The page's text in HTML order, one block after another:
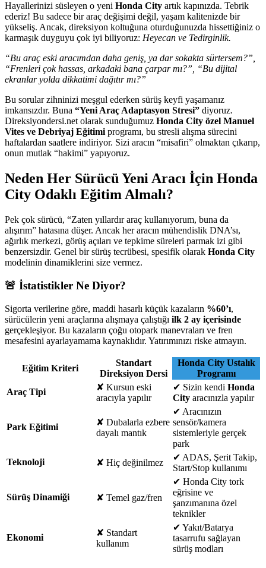
Hayallerinizi süsleyen o yeni Honda City artık kapınızda. Tebrik
ederiz! Bu sadece bir araç değişimi değil, yaşam kalitenizde bir
yükseliş. Ancak, direksiyon koltuğuna oturduğunuzda hissettiğiniz o
karmaşık duyguyu çok iyi biliyoruz: Heyecan ve Tedirginlik.
“Bu araç eski aracımdan daha geniş, ya dar sokakta sürtersem?”,
“Frenleri çok hassas, arkadaki bana çarpar mı?”, “Bu dijital
ekranlar yolda dikkatimi dağıtır mı?”
Bu sorular zihninizi meşgul ederken sürüş keyfi yaşamanız
imkansızdır. Buna “Yeni Araç Adaptasyon Stresi” diyoruz.
Direksiyondersi.net olarak sunduğumuz Honda City özel Manuel
Vites ve Debriyaj Eğitimi programı, bu stresli alışma sürecini
haftalardan saatlere indiriyor. Sizi aracın “misafiri” olmaktan çıkarıp,
onun mutlak “hakimi” yapıyoruz.
Neden Her Sürücü Yeni Aracı İçin Honda
City Odaklı Eğitim Almalı?
Pek çok sürücü, “Zaten yıllardır araç kullanıyorum, buna da
alışırım” hatasına düşer. Ancak her aracın mühendislik DNA’sı,
ağırlık merkezi, görüş açıları ve tepkime süreleri parmak izi gibi
benzersizdir. Genel bir sürüş tecrübesi, spesifik olarak Honda City
modelinin dinamiklerini size vermez.
🚨 İstatistikler Ne Diyor?
Sigorta verilerine göre, maddi hasarlı küçük kazaların %60’ı,
sürücülerin yeni araçlarına alışmaya çalıştığı ilk 2 ay içerisinde
gerçekleşiyor. Bu kazaların çoğu otopark manevraları ve fren
mesafesini ayarlayamama kaynaklıdır. Yatırımınızı riske atmayın.
Eğitim Kriteri
Standart
Direksiyon Dersi
Honda City Ustalık
Programı
Araç Tipi
✘ Kursun eski
aracıyla yapılır
✔ Sizin kendi Honda
City aracınızla yapılır
Park Eğitimi ✘ Dubalarla ezbere
dayalı mantık
✔ Aracınızın
sensör/kamera
sistemleriyle gerçek
park
Teknoloji
✘ Hiç değinilmez
✔ ADAS, Şerit Takip,
Start/Stop kullanımı
Sürüş Dinamiği ✘ Temel gaz/fren
✔ Honda City tork
eğrisine ve
şanzımanına özel
teknikler
Ekonomi ✘ Standart
kullanım
✔ Yakıt/Batarya
tasarrufu sağlayan
sürüş modları